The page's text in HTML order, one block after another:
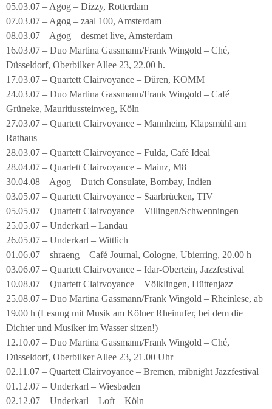
05.03.07 – Agog – Dizzy, Rotterdam
07.03.07 – Agog – zaal 100, Amsterdam
08.03.07 – Agog – desmet live, Amsterdam
16.03.07 – Duo Martina Gassmann/Frank Wingold – Ché,
Düsseldorf, Oberbilker Allee 23, 22.00 h.
17.03.07 – Quartett Clairvoyance – Düren, KOMM
24.03.07 – Duo Martina Gassmann/Frank Wingold – Café
Grüneke, Mauritiussteinweg, Köln
27.03.07 – Quartett Clairvoyance – Mannheim, Klapsmühl am
Rathaus
28.03.07 – Quartett Clairvoyance – Fulda, Café Ideal
28.04.07 – Quartett Clairvoyance – Mainz, M8
30.04.08 – Agog – Dutch Consulate, Bombay, Indien
03.05.07 – Quartett Clairvoyance – Saarbrücken, TIV
05.05.07 – Quartett Clairvoyance – Villingen/Schwenningen
25.05.07 – Underkarl – Landau
26.05.07 – Underkarl – Wittlich
01.06.07 – shraeng – Café Journal, Cologne, Ubierring, 20.00 h
03.06.07 – Quartett Clairvoyance – Idar-Obertein, Jazzfestival
10.08.07 – Quartett Clairvoyance – Völklingen, Hüttenjazz
25.08.07 – Duo Martina Gassmann/Frank Wingold – Rheinlese, ab
19.00 h (Lesung mit Musik am Kölner Rheinufer, bei dem die
Dichter und Musiker im Wasser sitzen!)
12.10.07 – Duo Martina Gassmann/Frank Wingold – Ché,
Düsseldorf, Oberbilker Allee 23, 21.00 Uhr
02.11.07 – Quartett Clairvoyance – Bremen, mibnight Jazzfestival
01.12.07 – Underkarl – Wiesbaden
02.12.07 – Underkarl – Loft – Köln